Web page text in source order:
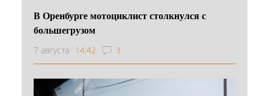
В Оренбурге мотоциклист столкнулся с
большегрузом
7 августа 14:42 3